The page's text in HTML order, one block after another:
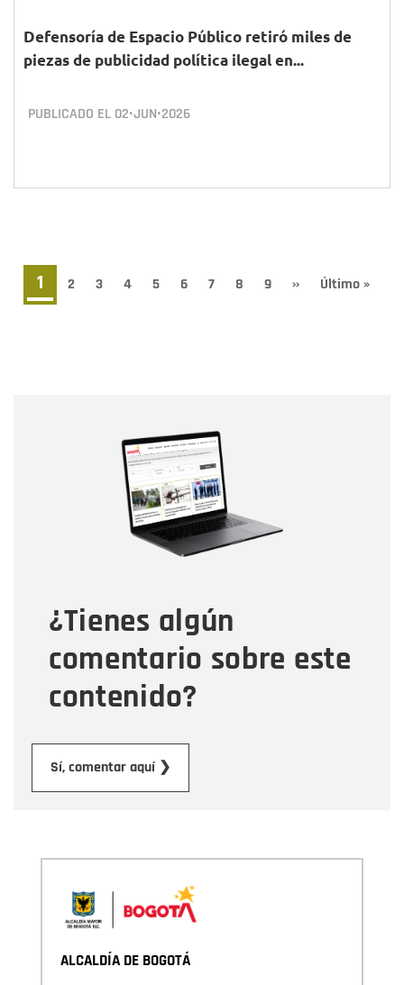
Defensoría de Espacio Público retiró miles de
piezas de publicidad política ilegal en...
PUBLICADO EL 02•JUN•2026
Paginación
Página
actual
1 Page
2 Page
3 Page
4 Page
5 Page
6 Page
7 Page
8 Page
9
Siguiente
››
Última
Último »
¿Tienes algún
comentario sobre este
contenido?
Sí, comentar aquí ❯
Correo electrónico
Tipo de comentario
Mensaje
ALCALDÍA DE BOGOTÁ